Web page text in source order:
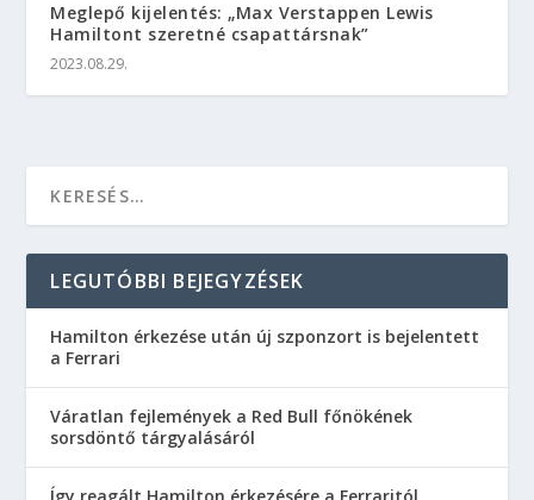
Meglepő kijelentés: „Max Verstappen Lewis
Hamiltont szeretné csapattársnak”
2023.08.29.
LEGUTÓBBI BEJEGYZÉSEK
Hamilton érkezése után új szponzort is bejelentett
a Ferrari
Váratlan fejlemények a Red Bull főnökének
sorsdöntő tárgyalásáról